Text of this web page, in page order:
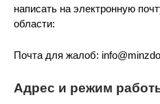
написать на электронную
области:
Почта для жалоб:
Адрес и режим